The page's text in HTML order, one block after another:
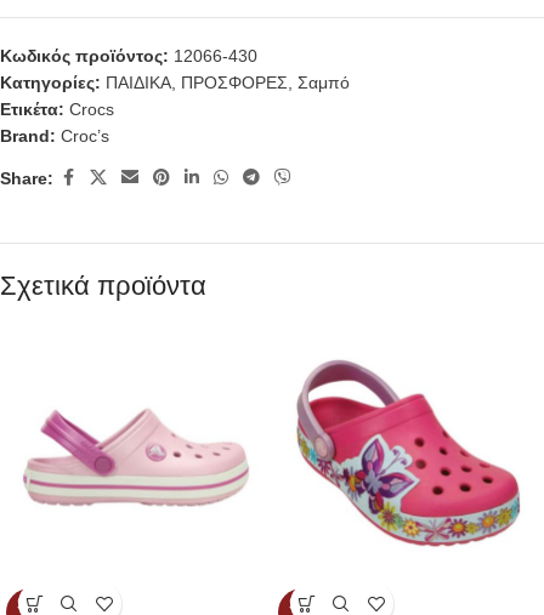
Κωδικός προϊόντος: 12066-430
Κατηγορίες: ΠΑΙΔΙΚΑ ΠΡΟΣΦΟΡΕΣ Σαμπό
Ετικέτα: Crocs
Brand: Croc’s
Share:
Σχετικά προϊόντα
SOLD
SOLD